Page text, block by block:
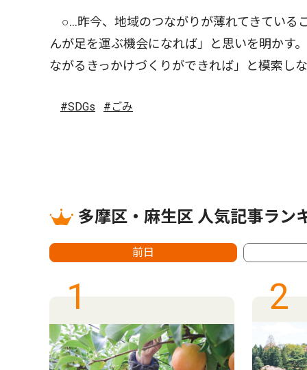
○...昨今、地域のつながりが薄れてきている
んが足を運ぶ機会になれば」と思いを明かす
ながるきっかけづくりができれば」と模索し
#SDGs #ごみ
多摩区・麻生区 人気記事ラン
前日
1 2